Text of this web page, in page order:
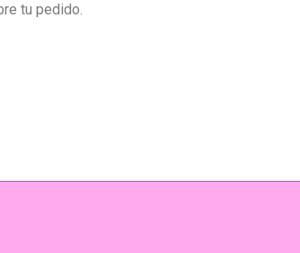
tu pedido.